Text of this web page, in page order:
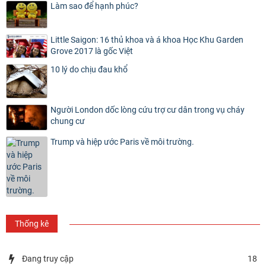
Làm sao để hạnh phúc?
Little Saigon: 16 thủ khoa và á khoa Học Khu Garden
Grove 2017 là gốc Việt
10 lý do chịu đau khổ
Người London dốc lòng cứu trợ cư dân trong vụ cháy
chung cư
Trump và hiệp ước Paris về môi trường.
Thống kê
Đang truy cập 18